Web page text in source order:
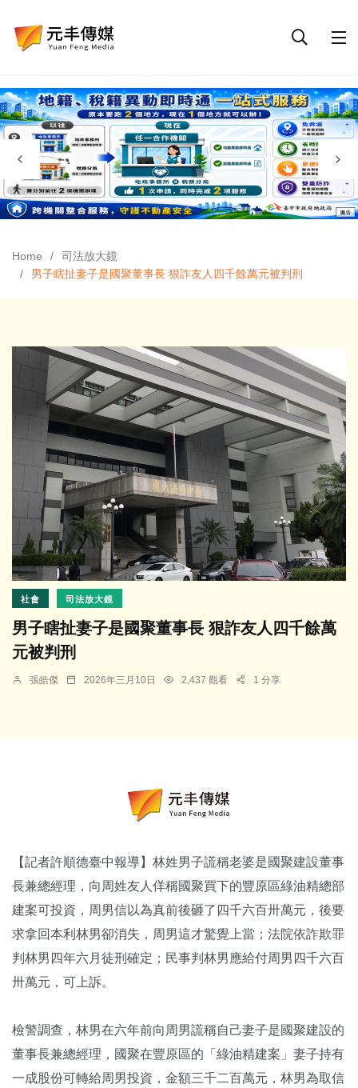
Home
司法放大鏡
男子瞎扯妻子是國聚董事長 狠詐友人四千餘萬元被判刑
社會 司法放大鏡
男子瞎扯妻子是國聚董事長 狠詐友人四千餘萬
元被判刑
張皓傑 2026年三月10日 2,437 觀看 1 分享
【記者許順德臺中報導】林姓男子謊稱老婆是國聚建設董事
長兼總經理，向周姓友人佯稱國聚買下的豐原區綠油精總部
建案可投資，周男信以為真前後砸了四千六百卅萬元，後要
求拿回本利林男卻消失，周男這才驚覺上當；法院依詐欺罪
判林男四年六月徒刑確定；民事判林男應給付周男四千六百
卅萬元，可上訴。
檢警調查，林男在六年前向周男謊稱自己妻子是國聚建設的
董事長兼總經理，國聚在豐原區的「綠油精建案」妻子持有
一成股份可轉給周男投資，金額三千二百萬元，林男為取信